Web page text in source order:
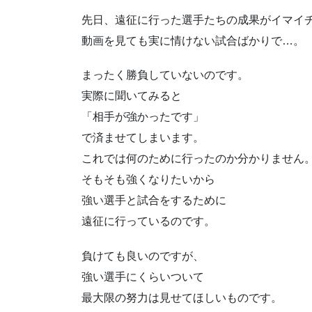
先日、遠征に行った選手たちの成果がイマイ
動画を見ても実に情けない試合ばかりで…。
まったく勝負していないのです。
実際に聞いてみると
「相手が強かったです」
で済ませてしまいます。
これでは何のために行ったのか分かりません。
そもそも強くなりたいから
強い選手と試合をするために
遠征に行っているのです。
負けても良いのですが、
強い選手にくらいついて
最大限の努力は見せてほしいものです。